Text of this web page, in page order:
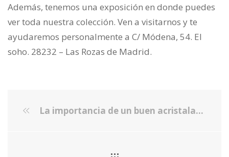
Además, tenemos una exposición en donde puedes
ver toda nuestra colección. Ven a visitarnos y te
ayudaremos personalmente a C/ Módena, 54. El
soho. 28232 – Las Rozas de Madrid.
La importancia de un buen acristalamiento